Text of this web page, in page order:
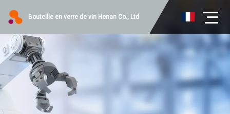
Bouteille en verre de vin Henan Co., Ltd